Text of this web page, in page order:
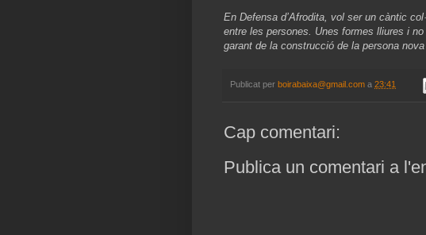
En Defensa d’Afrodita, vol ser un càntic
entre les persones. Unes formes lliures i
garant de la construcció de la persona
Publicat per boirabaixa@gmail.com a 23:41
Cap comentari:
Publica un comentari a